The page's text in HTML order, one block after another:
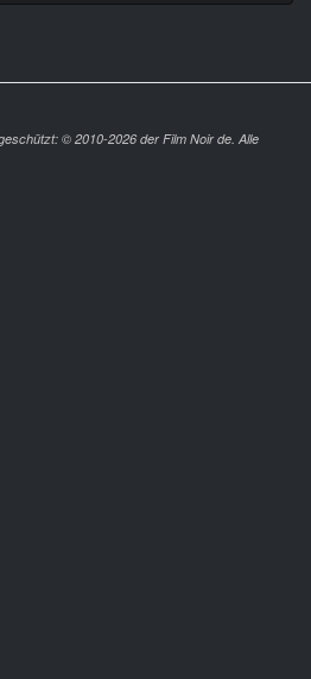
© 2010-2026 der Film Noir de. Alle